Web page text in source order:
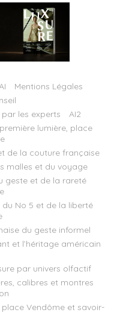
Mentions Légales
par les experts
AI2
lumière, place
de la couture française
malles et du voyage
geste et de la rareté
No 5 et de la liberté
du geste informel
et l’héritage américain
par univers olfactif
calibres et montres
Vendôme et savoir-